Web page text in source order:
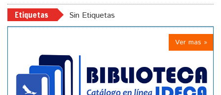
Etiquetas Sin Etiquetas
Ver mas »